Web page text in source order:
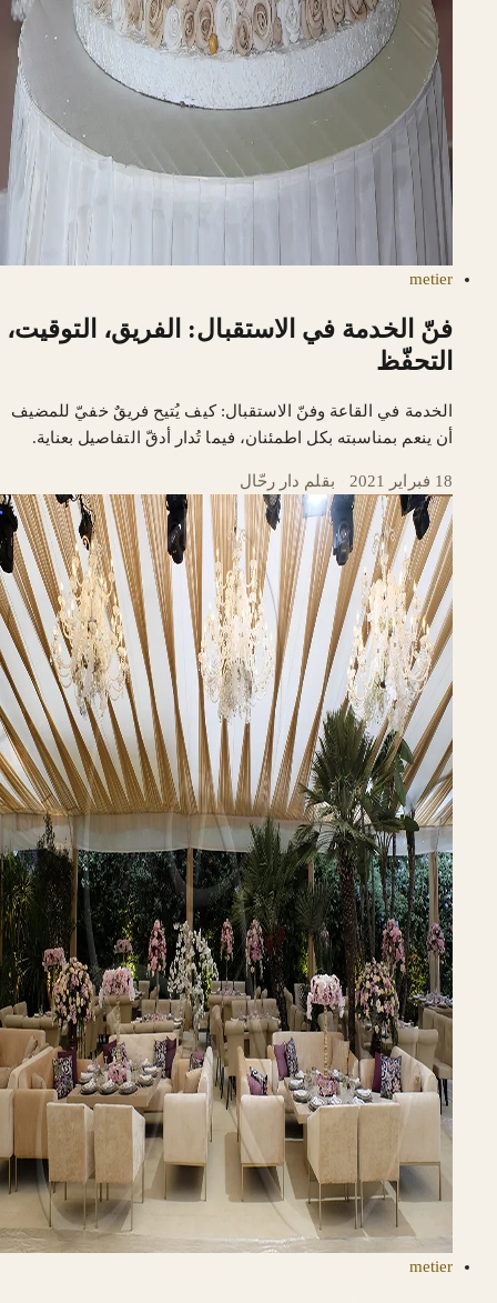
metier
فنّ الخدمة في الاستقبال: الفريق، التوقيت،
التحفّظ
الخدمة في القاعة وفنّ الاستقبال: كيف يُتيح فريقٌ خفيّ للمضيف
أن ينعم بمناسبته بكل اطمئنان، فيما تُدار أدقّ التفاصيل بعناية.
18 فبراير 2021 بقلم دار رحّال
metier